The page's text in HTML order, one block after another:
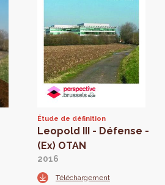
Étude de définition
Leopold III - Défense -
(Ex) OTAN
2016
Téléchargement